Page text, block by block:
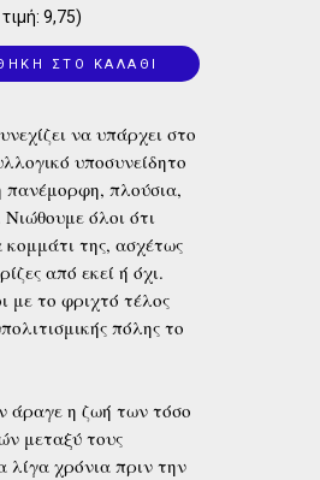
να υπάρχει στο
υποσυνείδητο
πανέμορφη, πλούσια,
Νιώθουμε όλοι ότι
κομμάτι της, ασχέτως
από εκεί ή όχι.
με το φριχτό τέλος
πόλης το
άραγε η ζωή των τόσο
μεταξύ τους
λίγα χρόνια πριν την
ΣΤΟ ΚΑΛΑΘΙ
9,75)